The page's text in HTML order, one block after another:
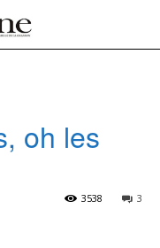
oh les
3
3538